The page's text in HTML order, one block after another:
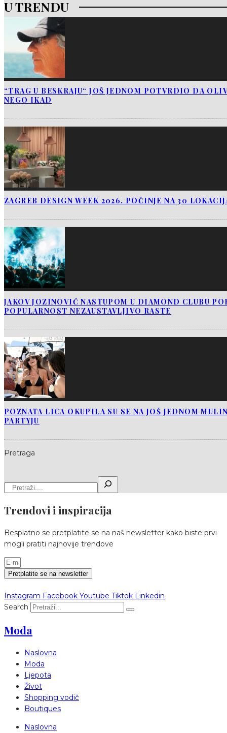
U TRENDU
“TRAG U BESKRAJU“ JOŠ JEDNOM POTVRDIO DA
NEGO IKAD
ZAGREB DESIGN WEEK 2026. POČINJE NA 30
JAKOV JOZINOVIĆ NASTUPOM U DIAMOND CLUBU
POPULARNOST NEZAUSTAVLJIVO RASTE
POZNATA LICA OKUPILA SU SE NA JOŠ JEDNOM
PARTYJU
Pretraga
Trendovi i inspiracija
Besplatno se pretplatite se na naš newsletter kako biste prvi
mogli pratiti najnovije trendove
Pretplatite se na newsletter
Instagram Facebook Youtube Tiktok Linkedin
Search
Moda
Naslovna
Moda
Ljepota
Život
Shopping vodič
Boutiques
Naslovna